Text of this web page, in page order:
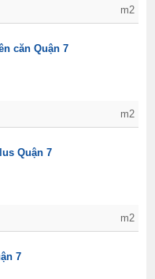
m2
m2
căn Quận 7
m2
Quận 7
7